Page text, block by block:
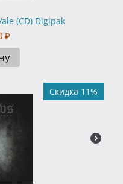
(CD) Digipak
₽
Скидка 11%